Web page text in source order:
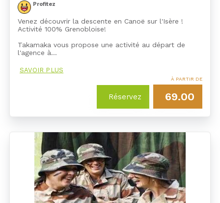
Profitez
Venez découvrir la descente en Canoë sur l'Isère !
Activité 100% Grenobloise!
Takamaka vous propose une activité au départ de
l'agence à…
SAVOIR PLUS
Réservez
À PARTIR DE
69.00